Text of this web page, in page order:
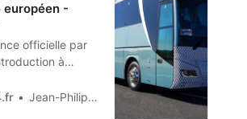
-
officielle par
à
à batteries, le
Jean-Philippe Pastre